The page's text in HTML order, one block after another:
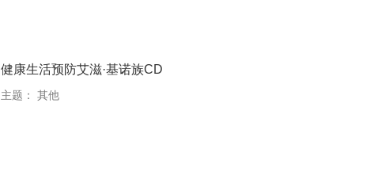
健康生活预防艾滋·基诺族CD
主题： 其他